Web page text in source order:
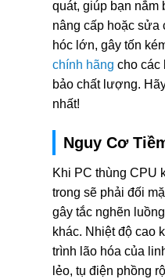
quát, giúp bạn nắm
nâng cấp hoặc sửa
hóc lớn, gây tốn
chính hãng cho các
bảo chất lượng.
nhất!
Nguy Cơ
Khi PC thùng CPU
trong sẽ phải đối
gây tắc nghẽn
khác. Nhiệt độ cao
trình lão hóa của
lẻo, tụ điện phồng